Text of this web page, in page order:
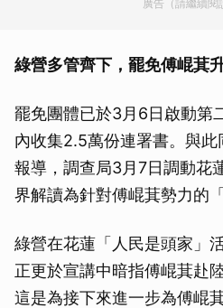
廣告（請繼續閱
綠營多管齊下，罷免傅崐萁
罷免團體已於3月6日啟動第
內收集2.5萬份連署書。與此
報導，調查局3月7日調動花
界解讀為針對傅崐萁勢力的「
綠營在花蓮「人民是頭家」
正更於宣講中暗指傅崐萁赴
這是為接下來進一步為傅崐